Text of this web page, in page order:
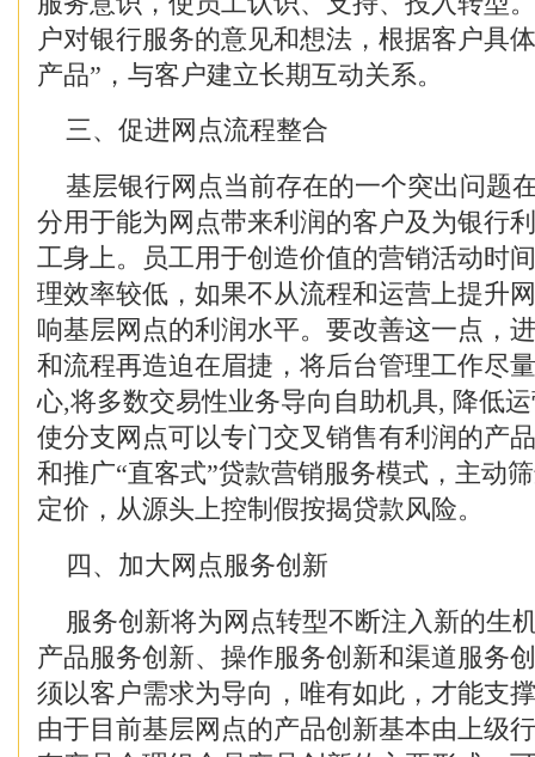
户对银行服务的意见和想法，根据客户具
产品”，与客户建立长期互动关系。
三、促进网点流程整合
基层银行网点当前存在的一个突出问题
分用于能为网点带来利润的客户及为银行
工身上。员工用于创造价值的营销活动时
理效率较低，如果不从流程和运营上提升
响基层网点的利润水平。要改善这一点，
和流程再造迫在眉捷，将后台管理工作尽
心,将多数交易性业务导向自助机具, 降低
使分支网点可以专门交叉销售有利润的产
和推广“直客式”贷款营销服务模式，主动
定价，从源头上控制假按揭贷款风险。
四、加大网点服务创新
服务创新将为网点转型不断注入新的生
产品服务创新、操作服务创新和渠道服务
须以客户需求为导向，唯有如此，才能支
由于目前基层网点的产品创新基本由上级